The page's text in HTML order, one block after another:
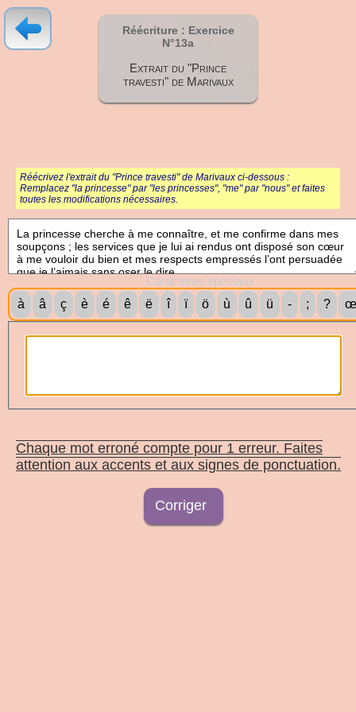
Réécriture : Exercice
N°13a
Extrait du "Prince
travesti" de Marivaux
Réécrivez l'extrait du "Prince travesti" de Marivaux ci-dessous :
Remplacez "la princesse" par "les princesses", "me" par "nous" et faites
toutes les modifications nécessaires.
Caractères spéciaux
à
â ç è é ê ë î ï ö ù û ü - ; ? œ
Chaque mot erroné compte pour 1 erreur. Faites
attention aux accents et aux signes de ponctuation.